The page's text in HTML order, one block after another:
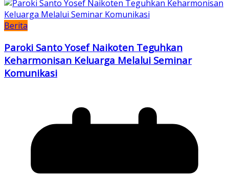
Berita
Paroki Santo Yosef Naikoten Teguhkan
Keharmonisan Keluarga Melalui Seminar
Komunikasi